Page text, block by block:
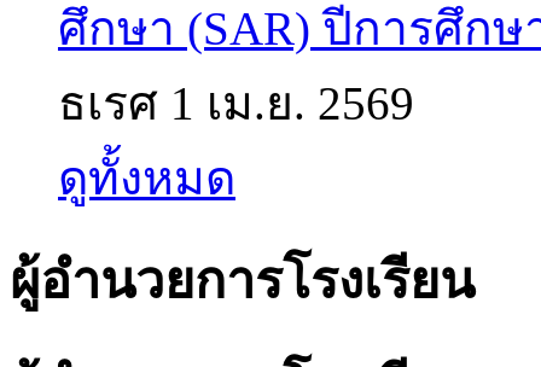
ศึกษา (SAR) ปีการศึกษ
ธเรศ 1 เม.ย. 2569
ดูทั้งหมด
ผู้อำนวยการโรงเรียน